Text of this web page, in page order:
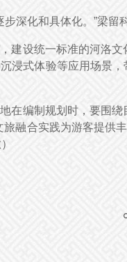
深化和具体化。”梁留
建设统一标准的河洛
浸式体验等应用场景
在编制规划时，要围绕
融合实践为游客提供丰